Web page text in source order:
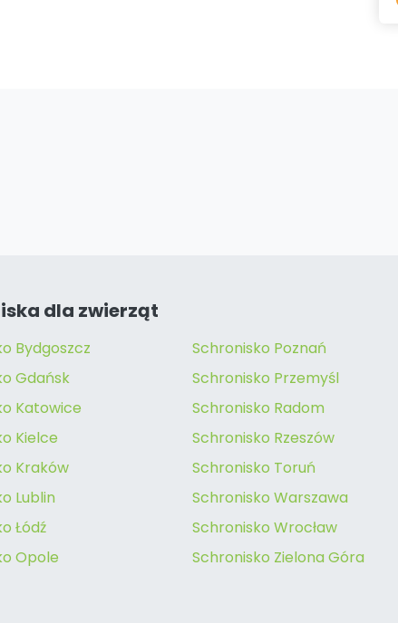
dla zwierząt
Bydgoszcz
Gdańsk
Katowice
Kielce
Kraków
Lublin
Łódź
Opole
Schronisko Poznań
Schronisko Przemyśl
Schronisko Radom
Schronisko Rzeszów
Schronisko Toruń
Schronisko Warszawa
Schronisko Wrocław
Schronisko Zielona Góra